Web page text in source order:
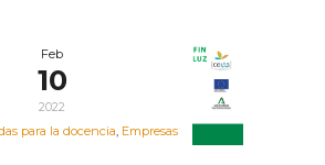
Feb
10
2022
para la docencia, Empresas